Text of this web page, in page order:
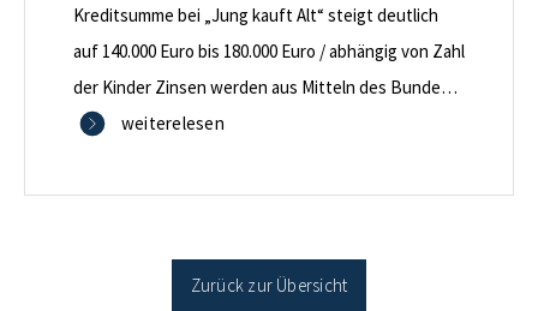
Kreditsumme bei „Jung kauft Alt“ steigt deutlich
auf 140.000 Euro bis 180.000 Euro / abhängig von Zahl
der Kinder Zinsen werden aus Mitteln des Bundes
verbilligt: Heutiger Zins bei 0,53 Prozent effektiv bei
Antragstellende verpflichten sich zu energetischer
Sanierung in Einzelmaßnahmen […]
weiterelesen
Zurück zur Übersicht